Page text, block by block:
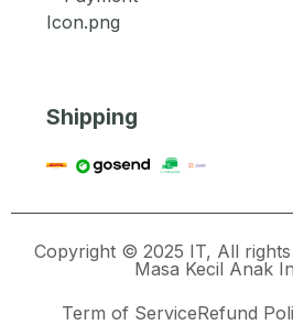
Shipping
Copyright © 2025 IT, All
Masa Kecil Anak
Term of ServiceRefund